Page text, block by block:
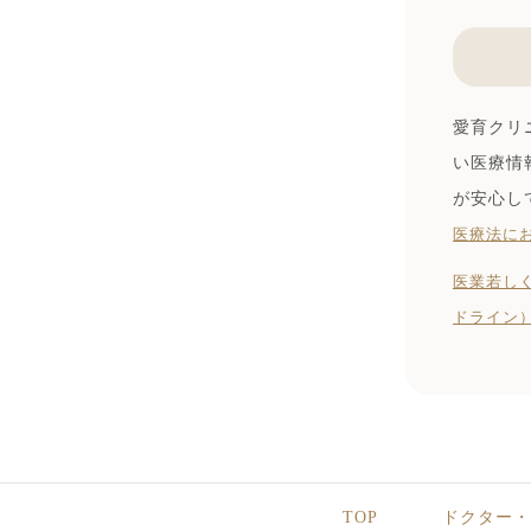
愛育クリ
い医療情
が安心し
医療法に
医業若し
ドライン
TOP ドクター